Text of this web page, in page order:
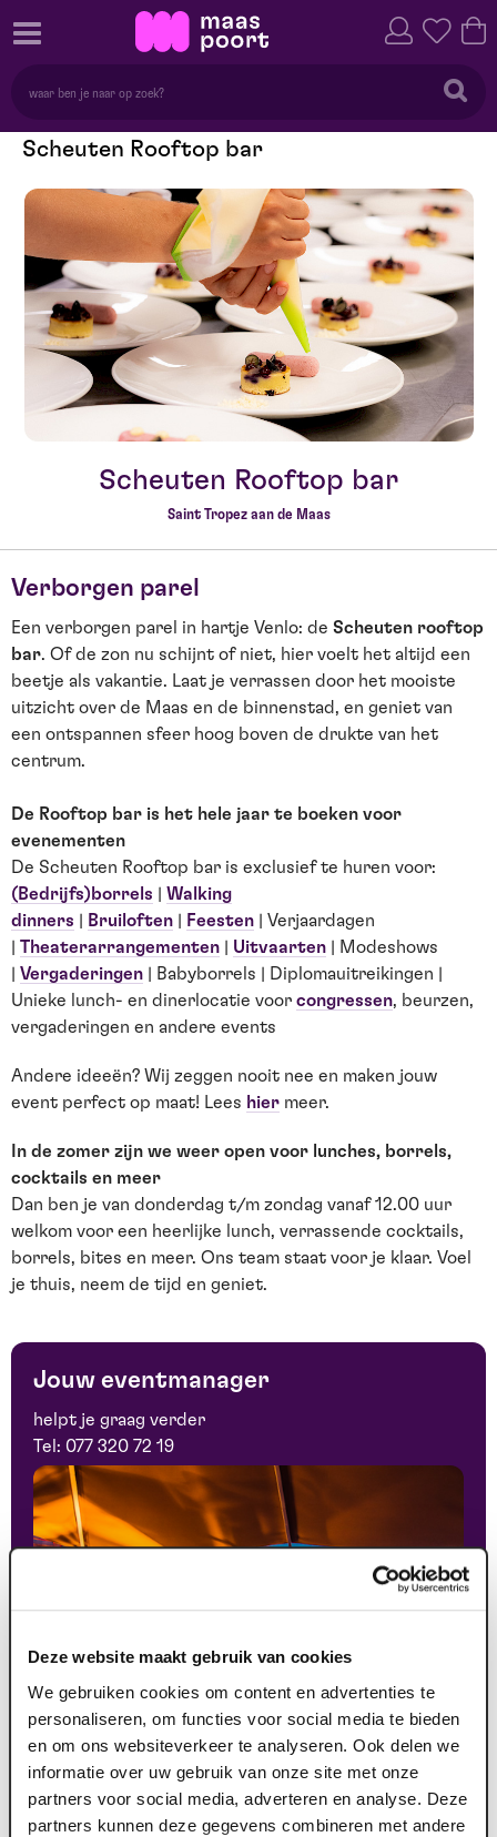
Deze website maakt gebruik van cookies
We gebruiken cookies om content en advertenties te
personaliseren, om functies voor social media te bieden
en om ons websiteverkeer te analyseren. Ook delen we
informatie over uw gebruik van onze site met onze
partners voor social media, adverteren en analyse. Deze
partners kunnen deze gegevens combineren met andere
Scheuten Rooftop bar
Scheuten Rooftop bar
Saint Tropez aan de Maas
Verborgen parel
Een verborgen parel in hartje Venlo: de Scheuten rooftop
bar. Of de zon nu schijnt of niet, hier voelt het altijd een
beetje als vakantie. Laat je verrassen door het mooiste
uitzicht over de Maas en de binnenstad, en geniet van
een ontspannen sfeer hoog boven de drukte van het
centrum.
De Rooftop bar is het hele jaar te boeken voor
evenementen
De Scheuten Rooftop bar is exclusief te huren voor:
(Bedrijfs)borrels
Walking
dinners
Bruiloften Feesten | Verjaardagen
Theaterarrangementen Uitvaarten | Modeshows
Vergaderingen | Babyborrels | Diplomauitreikingen |
Unieke lunch- en dinerlocatie voor congressen, beurzen,
vergaderingen en andere events
Andere ideeën? Wij zeggen nooit nee en maken jouw
event perfect op maat! Lees hier meer.
In de zomer zijn we weer open voor lunches, borrels,
cocktails en meer
Dan ben je van donderdag t/m zondag vanaf 12.00 uur
welkom voor een heerlijke lunch, verrassende cocktails,
borrels, bites en meer. Ons team staat voor je klaar. Voel
je thuis, neem de tijd en geniet.
Jouw eventmanager
helpt je graag verder
Tel: 077 320 72 19